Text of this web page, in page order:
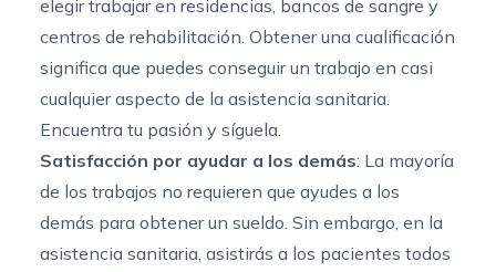
elegir trabajar en residencias, bancos de sangre y
centros de rehabilitación. Obtener una cualificación
significa que puedes conseguir un trabajo en casi
cualquier aspecto de la asistencia sanitaria.
Encuentra tu pasión y síguela.
Satisfacción por ayudar a los demás: La mayoría
de los trabajos no requieren que ayudes a los
demás para obtener un sueldo. Sin embargo, en la
asistencia sanitaria, asistirás a los pacientes todos